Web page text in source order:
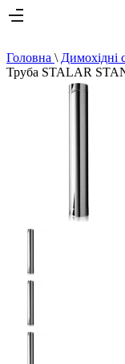
Головна \ Димохідні
Труба STALAR